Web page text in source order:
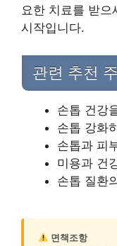
요한 치료를 받으
시작입니다.
관련 추천 주
손톱 건강
손톱 강화
손톱과 피
미용과 건
손톱 질환
면책조항